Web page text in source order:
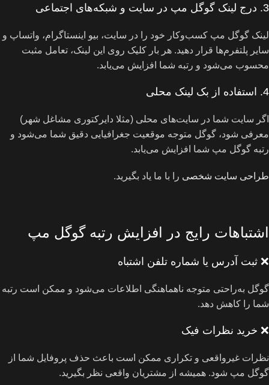
3. درج لینک گوگل مپ در سایت و شبکه‌های اجتماعی
لینک گوگل مپ کسب‌وکار خود را در سایت، بیو اینستاگرام، واتساپ و
سایر پلتفرم‌ها قرار دهید. هر بار کلیک روی این لینک، تعامل مثبت
محسوب می‌شود و رتبه شما افزایش می‌یابد.
4. استفاده از بک‌ لینک محلی
اگر سایت شما در سایت‌های محلی (مثلا دایرکتوری مشاغل شهر)
معرفی شود، گوگل متوجه موقعیت جغرافیایی دقیق شما می‌شود و
رتبه گوگل مپ شما افزایش می‌یابد.
طراحی سایت شخصی را با ما یاد بگیرید.
اشتباهات رایج در افزایش رتبه گوگل مپ
❌ ثبت آدرس یا شماره تلفن اشتباه
گوگل به‌راحتی متوجه ناهماهنگی اطلاعات می‌شود و ممکن است رتبه
شما را کاهش دهد.
❌ خرید نظرات فیک
نظرات غیرواقعی و تکراری ممکن است باعث حذف پروفایل شما از
گوگل مپ شود. همیشه از مشتریان واقعی نظر بگیرید.